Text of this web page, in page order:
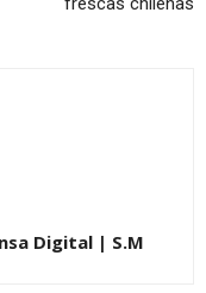
Digital | S.M